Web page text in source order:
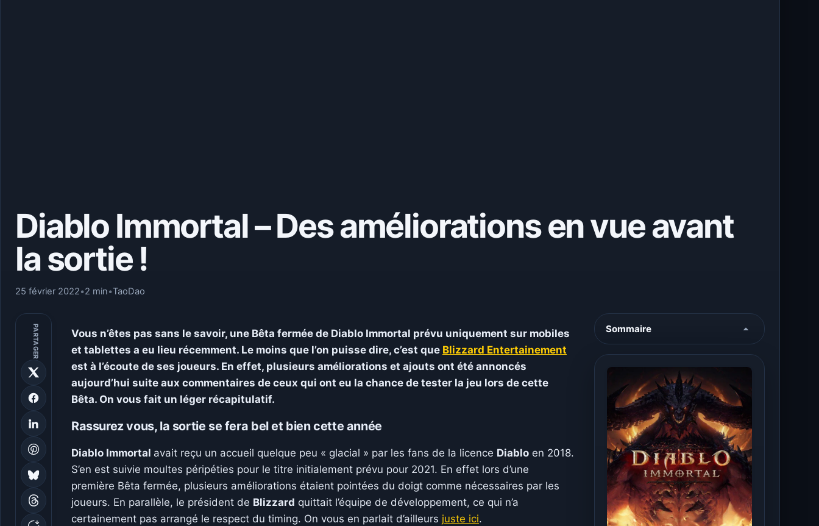
Diablo Immortal – Des améliorations en vue avant
la sortie !
25 février 2022•2 min•TaoDao
PARTAGER
Vous n’êtes pas sans le savoir, une Bêta fermée de Diablo Immortal prévu uniquement sur mobiles
et tablettes a eu lieu récemment. Le moins que l’on puisse dire, c’est que Blizzard Entertainement
est à l’écoute de ses joueurs. En effet, plusieurs améliorations et ajouts ont été annoncés
aujourd’hui suite aux commentaires de ceux qui ont eu la chance de tester la jeu lors de cette
Bêta. On vous fait un léger récapitulatif.
Rassurez vous, la sortie se fera bel et bien cette année
Diablo Immortal avait reçu un accueil quelque peu « glacial » par les fans de la licence Diablo en 2018.
S’en est suivie moultes péripéties pour le titre initialement prévu pour 2021. En effet lors d’une
première Bêta fermée, plusieurs améliorations étaient pointées du doigt comme nécessaires par les
joueurs. En parallèle, le président de Blizzard quittait l’équipe de développement, ce qui n’a
certainement pas arrangé le respect du timing. On vous en parlait d’ailleurs juste ici.
Sommaire